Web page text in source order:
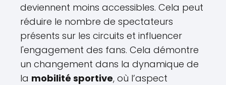
deviennent moins accessibles. Cela peut
réduire le nombre de spectateurs
présents sur les circuits et influencer
l'engagement des fans. Cela démontre
un changement dans la dynamique de
la mobilité sportive, où l’aspect